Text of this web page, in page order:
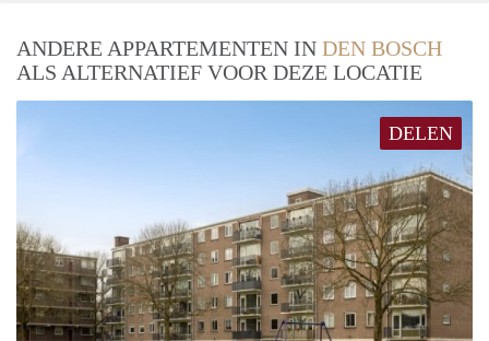
ANDERE APPARTEMENTEN IN DEN BOSCH
ALS ALTERNATIEF VOOR DEZE LOCATIE
DELEN